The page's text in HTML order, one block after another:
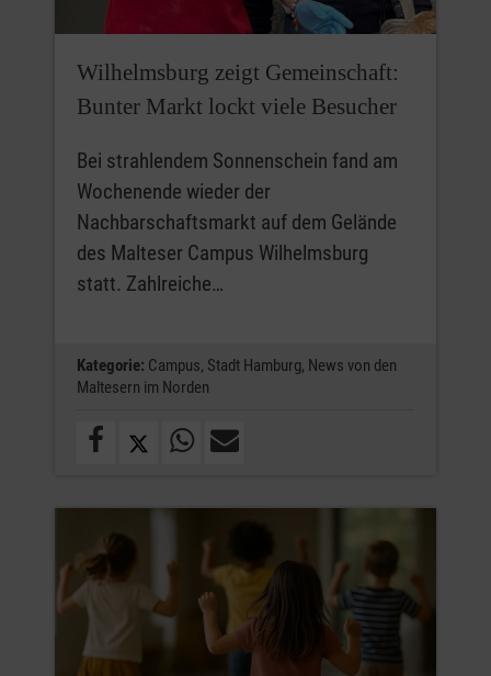
Wilhelmsburg zeigt Gemeinschaft:
Bunter Markt lockt viele Besucher
Bei strahlendem Sonnenschein fand am
Wochenende wieder der
Nachbarschaftsmarkt auf dem Gelände
des Malteser Campus Wilhelmsburg
statt. Zahlreiche…
Kategorie: Campus, Stadt Hamburg, News von den
Maltesern im Norden